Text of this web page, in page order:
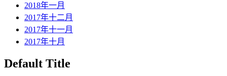
2018年一月
2017年十二月
2017年十一月
2017年十月
Default Title